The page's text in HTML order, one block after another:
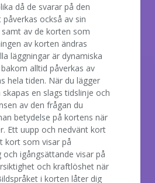
då de svarar på den
också av sin
av de korten som
av korten ändras
läggningar är dynamiska
alltid påverkas av
hela tiden. När du lägger
en slags tidslinje och
av den frågan du
betydelse på kortens när
Ett uupp och nedvänt kort
kort som visar på
igångsättande visar på
och kraftlöshet när
i korten låter dig